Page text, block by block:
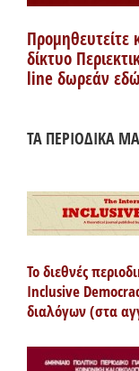
Προμηθευτείτε
δίκτυο
line δωρεάν εδώ
ΤΑ ΠΕΡΙΟΔΙΚΑ
Το διεθνές
Inclusive
διαλόγων (στα